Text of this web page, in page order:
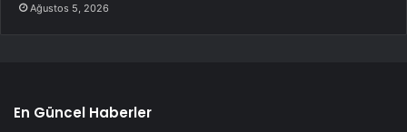
Ağustos 5, 2026
En Güncel Haberler